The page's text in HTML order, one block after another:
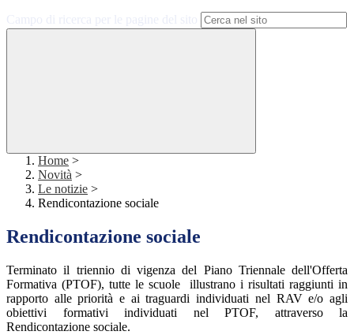
Home >
Novità >
Le notizie >
Rendicontazione sociale
Rendicontazione sociale
Terminato il triennio di vigenza del Piano Triennale dell'Offerta
Formativa (PTOF), tutte le scuole illustrano i risultati raggiunti in
rapporto alle priorità e ai traguardi individuati nel RAV e/o agli
obiettivi formativi individuati nel PTOF, attraverso la
Rendicontazione sociale.